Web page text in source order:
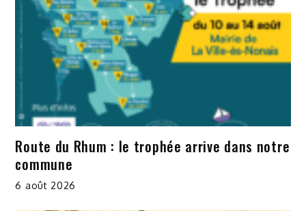
Route du Rhum : le trophée arrive dans notre
commune
6 août 2026